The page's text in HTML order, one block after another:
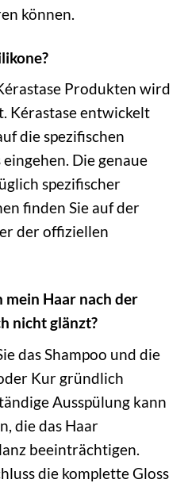
können.
Produkten wird
Kérastase entwickelt
die spezifischen
Die genaue
spezifischer
finden Sie auf der
der offiziellen
mein Haar nach der
nicht glänzt?
das Shampoo und die
Kur gründlich
Ausspülung kann
die das Haar
beeinträchtigen.
die komplette Gloss